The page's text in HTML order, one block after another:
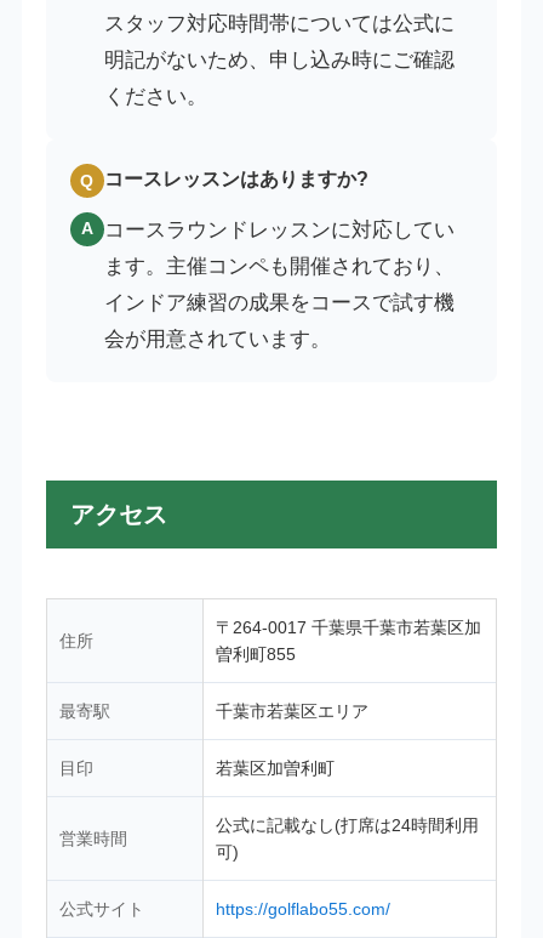
スタッフ対応時間帯については公式に
明記がないため、申し込み時にご確認
ください。
Q コースレッスンはありますか?
A コースラウンドレッスンに対応してい
ます。主催コンペも開催されており、
インドア練習の成果をコースで試す機
会が用意されています。
アクセス
住所
〒264-0017 千葉県千葉市若葉区加
曽利町855
最寄駅 千葉市若葉区エリア
目印 若葉区加曽利町
営業時間
公式に記載なし(打席は24時間利用
可)
公式サイト https://golflabo55.com/